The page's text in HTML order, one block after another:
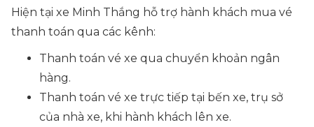
Hiện tại xe Minh Thắng hỗ trợ hành khách mua vé
thanh toán qua các kênh:
Thanh toán vé xe qua chuyển khoản ngân
hàng.
Thanh toán vé xe trực tiếp tại bến xe, trụ sở
của nhà xe, khi hành khách lên xe.